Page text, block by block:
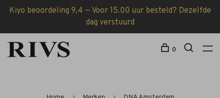
Kiyo beoordeling 9,4 — Voor 15.00 uur besteld? Dezelfde
dag verstuurd
0